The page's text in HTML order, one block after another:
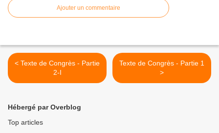
Ajouter un commentaire
< Texte de Congrès - Partie
2-I
Texte de Congrès - Partie 1
>
Hébergé par Overblog
Top articles